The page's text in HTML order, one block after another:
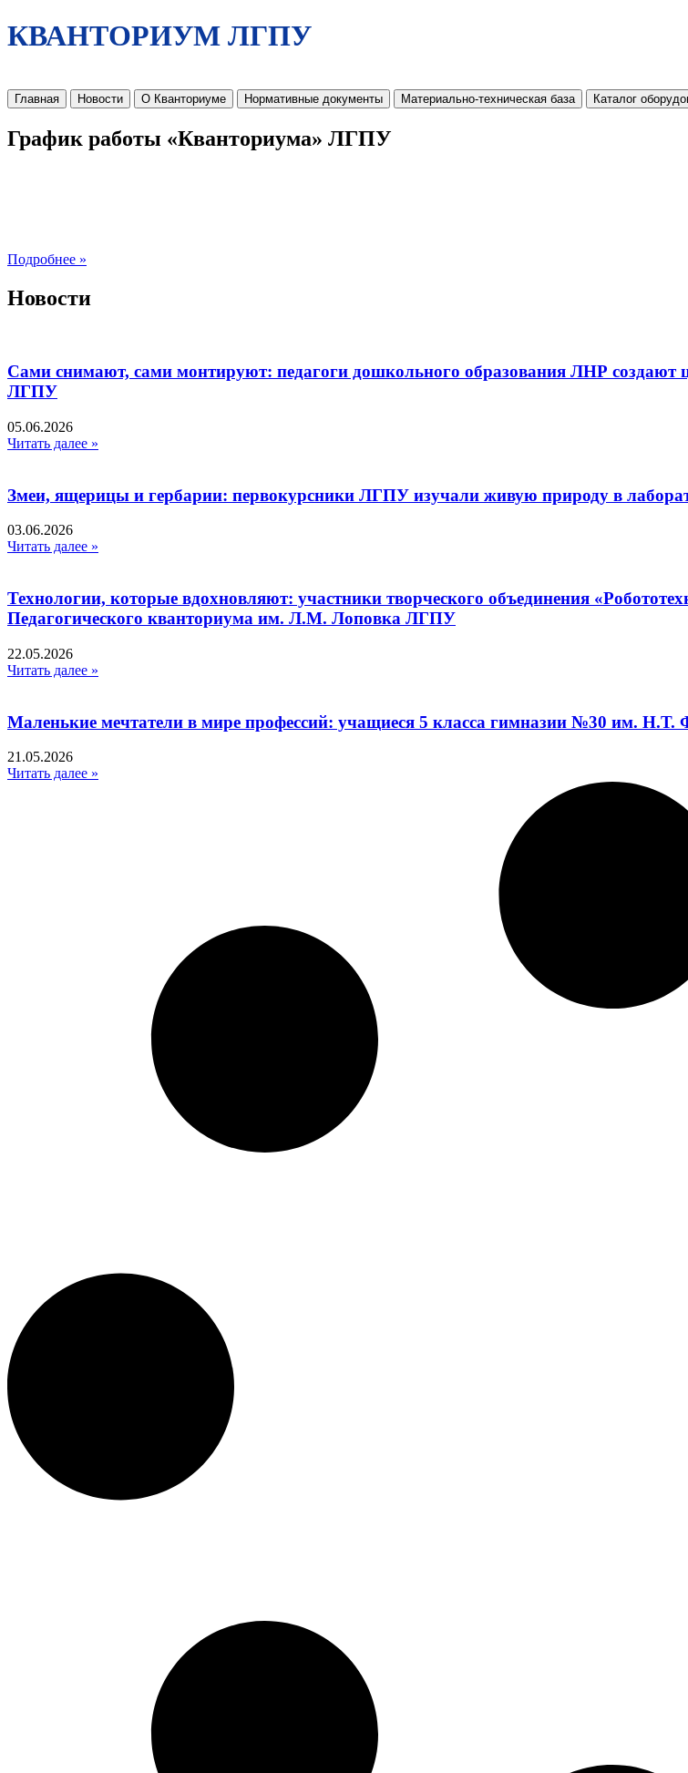
КВАНТОРИУМ ЛГПУ
Главная Новости О Кванториуме Нормативные документы Материально-техническая база Каталог
График работы «Кванториума» ЛГПУ
Подробнее »
Новости
Сами снимают, сами монтируют: педагоги дошкольного образования ЛНР
ЛГПУ​
05.06.2026
Читать далее »
Змеи, ящерицы и гербарии: первокурсники ЛГПУ изучали живую природу в
03.06.2026
Читать далее »
Технологии, которые вдохновляют: участники творческого объединения
Педагогического кванториума им. Л.М. Лоповка ЛГПУ
22.05.2026
Читать далее »
Маленькие мечтатели в мире профессий: учащиеся 5 класса гимназии №30 им. Н.Т.
21.05.2026
Читать далее »